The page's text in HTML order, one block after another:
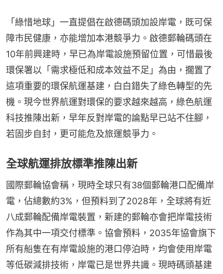
「綠惜地球」一直提倡在啟德碼頭加設岸電，既可保
障市民健康，亦能增加本港競爭力。啟德郵輪碼頭在
10年前興建時，早已為岸電設施預留位置，可惜最後
環保署以「需求極低和成本效益不足」為由，擱置了
這項重要的環保航運基建，白白錯失了綠色轉型的先
機。現今世界航運對環保的要求越來越高，綠色航運
科技推陳出新，早年反對岸電的論點早已站不住腳，
若固步自封，更可能危及旅運競爭力。
全球航運排放標準推陳出新
國際郵輪協會稱，現時全球只有38個郵輪港口配備岸
電，佔總數約3%，但預料到了2028年，全球將有近
八成郵輪配備岸電裝置，新建的郵輪亦會把岸電技術
作為其中一項交付標準。協會預料，2035年協會旗下
所有船隻在有岸電設施的港口停泊時，均會使用岸電
等低碳減排技術，岸電已是世界共識。現時碼頭基建